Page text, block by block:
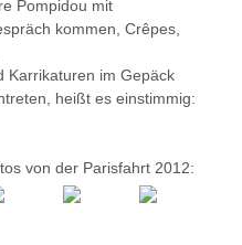
Pompidou mit
kommen, Crêpes,
Karrikaturen im Gepäck
heißt es einstimmig:
von der Parisfahrt 2012: